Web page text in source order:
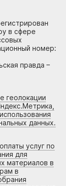
в сфере
номер:
правда –
геолокации
данных.
услуг по
для
материалов в
в